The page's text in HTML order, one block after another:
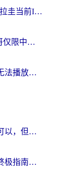
在海外看世界杯直播德国 vs 巴拉圭当前IP受限制？这篇指南帮你轻松解决地区限制
在国外看世界杯法国 VS 摩洛哥仅限中国大陆？别让地域限制拦下你的欢呼
在澳大利亚看抖音世界杯直播无法播放？海外党体育观赛终极指南来了！
身在国外可以玩王者吗？当然可以，但你需要这份“加速”指南
海外游戏加速器哪个好？2026终极指南帮你畅玩国服+解决卡顿难题